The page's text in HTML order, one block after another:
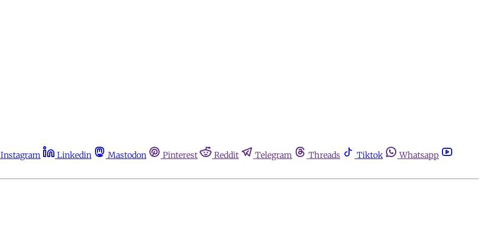
Instagram Linkedin Mastodon Pinterest Reddit Telegram Threads Tiktok
Whatsapp